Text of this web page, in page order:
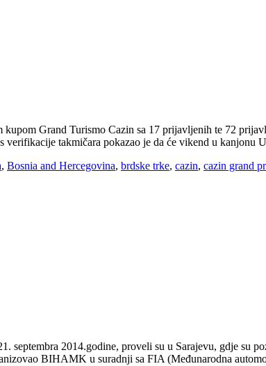
Grand Turismo Cazin sa 17 prijavljenih te 72
takmičara pokazao je da će vikend u kanjonu
, Bosnia and Hercegovina, brdske trke, cazin, cazin grand
2014.godine, proveli su u Sarajevu, gdje su
BIHAMK u suradnji sa FIA (Međunarodna